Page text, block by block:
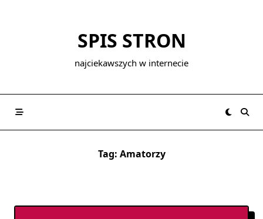
SPIS STRON
najciekawszych w internecie
Tag: Amatorzy